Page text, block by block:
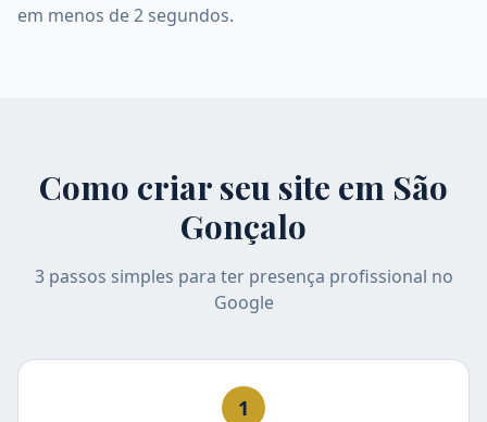
em menos de 2 segundos.
Como criar seu site em São
Gonçalo
3 passos simples para ter presença profissional no
Google
1